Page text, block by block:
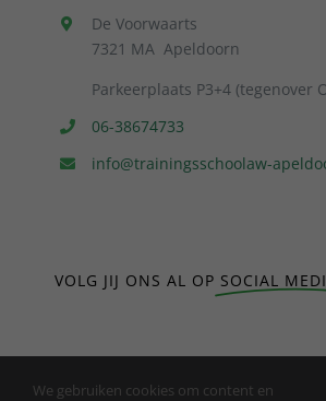
De Voorwaarts
7321 MA Apeldoorn
Parkeerplaats P3+4 (tegenover
06-38674733
info@trainingsschoolaw-
VOLG JIJ ONS AL OP SOCIAL
We gebruiken cookies om content en